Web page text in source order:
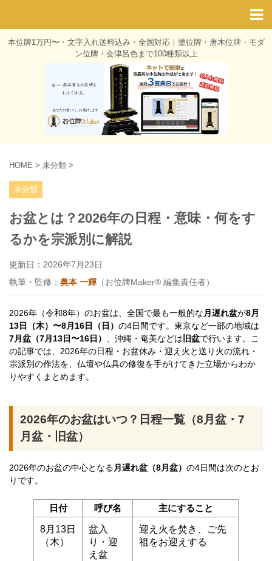
本位牌1万円〜・文字入れ送料込み・全国対応｜塗位牌・唐木位牌・モダ
ン位牌・会津呂色まで100種類以上
HOME > 未分類 >
未分類
お盆とは？2026年の日程・意味・何をす
るかを宗派別に解説
更新日： 2026年7月23日
執筆・監修： 奥本 一輝 （お位牌Maker® 編集責任者）
2026年（令和8年）のお盆は、全国で最も一般的な月遅れ盆が8月
13日（木）〜8月16日（日） の4日間です。東京など一部の地域は
7月盆（7月13日〜16日） 、沖縄・奄美などは 旧盆で行います。こ
の記事では、2026年の日程・お盆休み・迎え火と送り火の流れ・
宗派別の作法を、仏壇や仏具の修復を手がけてきた立場からわか
りやすくまとめます。
2026年のお盆はいつ？日程一覧（8月盆・7
月盆・旧盆）
2026年のお盆の中心となる月遅れ盆（8月盆） の4日間は次のとお
りです。
日付 呼び名 主にすること
8月13日
（木）
盆入
り・迎
え盆
迎え火を焚き、ご先
祖をお迎えする